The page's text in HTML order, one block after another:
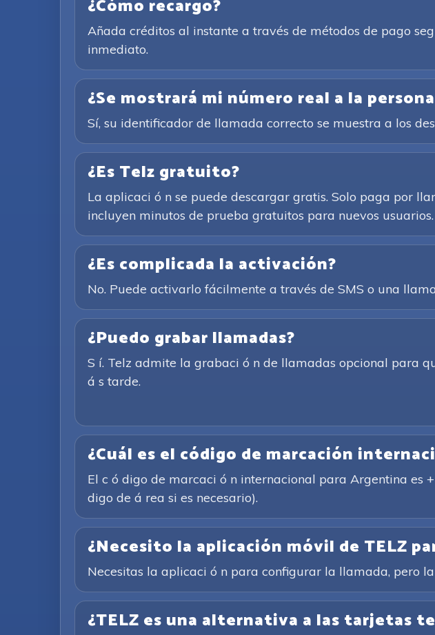
¿Cómo recargo?
Añada créditos al instante a través de métodos de pago
inmediato.
¿Se mostrará mi número real a la
Sí, su identificador de llamada correcto se muestra a los
¿Es Telz gratuito?
La aplicaci ó n se puede descargar gratis. Solo paga por
incluyen minutos de prueba gratuitos para nuevos usuarios.
¿Es complicada la activación?
No. Puede activarlo fácilmente a través de SMS o una
¿Puedo grabar llamadas?
S í. Telz admite la grabaci ó n de llamadas opcional para
á s tarde.
¿Cuál es el código de marcación
El c ó digo de marcaci ó n internacional para Argentina es
digo de á rea si es necesario).
¿Necesito la aplicación móvil de TELZ
Necesitas la aplicaci ó n para configurar la llamada, pero
¿TELZ es una alternativa a las tarjetas